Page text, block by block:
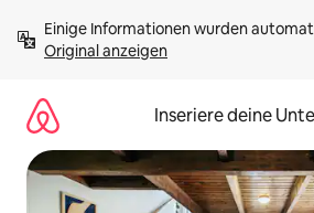
Inhalten
springenOriginal anzeigen
Inseriere deine